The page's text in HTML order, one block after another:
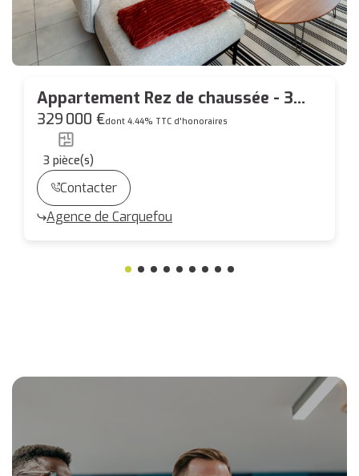
Appartement Rez de chaussée - 3
pièces - Bourg de Carquefou - 94m²
329 000 €dont 4.44% TTC d'honoraires
3 pièce(s)
Contacter
Agence de Carquefou